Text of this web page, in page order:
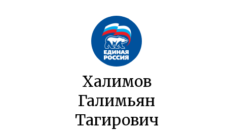
Халимов
Галимьян
Тагирович